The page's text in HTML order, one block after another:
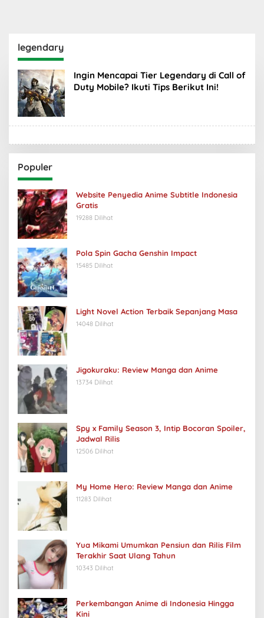
legendary
Ingin Mencapai Tier Legendary di Call of
Duty Mobile? Ikuti Tips Berikut Ini!
Populer
Website Penyedia Anime Subtitle Indonesia
Gratis
19288 Dilihat
Pola Spin Gacha Genshin Impact
15485 Dilihat
Light Novel Action Terbaik Sepanjang Masa
14048 Dilihat
Jigokuraku: Review Manga dan Anime
13734 Dilihat
Spy x Family Season 3, Intip Bocoran Spoiler,
Jadwal Rilis
12506 Dilihat
My Home Hero: Review Manga dan Anime
11283 Dilihat
Yua Mikami Umumkan Pensiun dan Rilis Film
Terakhir Saat Ulang Tahun
10343 Dilihat
Perkembangan Anime di Indonesia Hingga
Kini